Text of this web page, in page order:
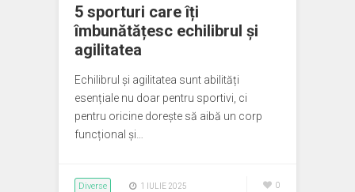
5 sporturi care îți
îmbunătățesc echilibrul și
agilitatea
Echilibrul și agilitatea sunt abilități
esențiale nu doar pentru sportivi, ci
pentru oricine dorește să aibă un corp
funcțional și…
Diverse 1 IULIE 2025 0